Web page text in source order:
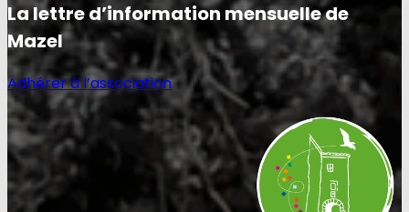
La lettre d’information mensuelle de
Mazel
Adhérer à l’association